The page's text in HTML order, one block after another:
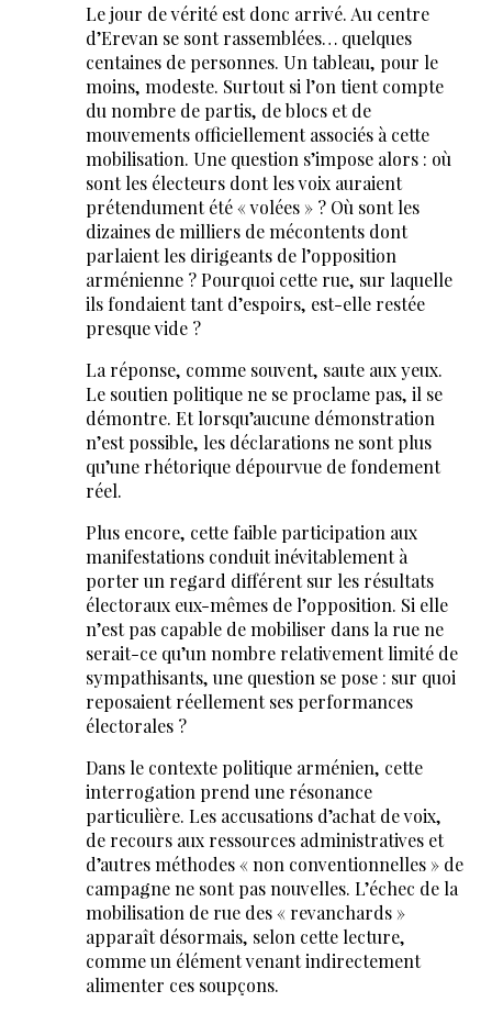
Le jour de vérité est donc arrivé. Au centre
d’Erevan se sont rassemblées… quelques
centaines de personnes. Un tableau, pour le
moins, modeste. Surtout si l’on tient compte
du nombre de partis, de blocs et de
mouvements officiellement associés à cette
mobilisation. Une question s’impose alors : où
sont les électeurs dont les voix auraient
prétendument été « volées » ? Où sont les
dizaines de milliers de mécontents dont
parlaient les dirigeants de l’opposition
arménienne ? Pourquoi cette rue, sur laquelle
ils fondaient tant d’espoirs, est-elle restée
presque vide ?
La réponse, comme souvent, saute aux yeux.
Le soutien politique ne se proclame pas, il se
démontre. Et lorsqu’aucune démonstration
n’est possible, les déclarations ne sont plus
qu’une rhétorique dépourvue de fondement
réel.
Plus encore, cette faible participation aux
manifestations conduit inévitablement à
porter un regard différent sur les résultats
électoraux eux-mêmes de l’opposition. Si elle
n’est pas capable de mobiliser dans la rue ne
serait-ce qu’un nombre relativement limité de
sympathisants, une question se pose : sur quoi
reposaient réellement ses performances
électorales ?
Dans le contexte politique arménien, cette
interrogation prend une résonance
particulière. Les accusations d’achat de voix,
de recours aux ressources administratives et
d’autres méthodes « non conventionnelles » de
campagne ne sont pas nouvelles. L’échec de la
mobilisation de rue des « revanchards »
apparaît désormais, selon cette lecture,
comme un élément venant indirectement
alimenter ces soupçons.